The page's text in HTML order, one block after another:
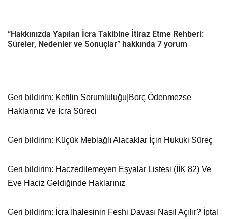
“Hakkınızda Yapılan İcra Takibine İtiraz Etme Rehberi:
Süreler, Nedenler ve Sonuçlar” hakkında 7 yorum
Geri bildirim: Kefilin Sorumluluğu|Borç Ödenmezse
Haklarınız Ve İcra Süreci
Geri bildirim: Küçük Meblağlı Alacaklar İçin Hukuki Süreç
Geri bildirim: Haczedilemeyen Eşyalar Listesi (İİK 82) Ve
Eve Haciz Geldiğinde Haklarınız
Geri bildirim: İcra İhalesinin Feshi Davası Nasıl Açılır? İptal